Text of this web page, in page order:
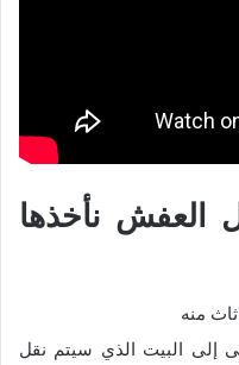
العفش نأخذها
منه
إلى البيت الذي سيتم نقل